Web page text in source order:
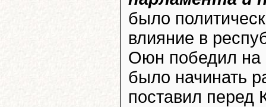
было
влияние в
Оюн победил на
было начинать
поставил перед